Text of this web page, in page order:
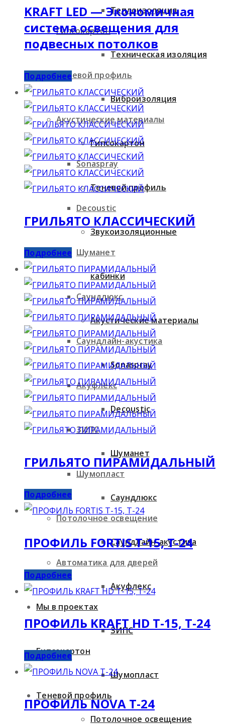
Гипсокартон
Теневой профиль
Акустические материалы
Sonaspray
Decoustic
Шуманет
Саундлюкс
Саундлайн-акустика
Акуфлекс
ЗИПС
Шумопласт
Потолочное освещение
Автоматика для дверей
Мы в проектах
Гипсокартон
Теневой профиль
Теплоизоляция
Техническая изоляция
Виброизоляция
Гипсокартон
Теневой профиль
Звукоизоляционные
кабинки
Акустические материалы
Sonaspray
Decoustic
Шуманет
Саундлюкс
Саундлайн-акустика
Акуфлекс
ЗИПС
Шумопласт
Потолочное освещение
KRAFT LED — Экономичная
система освещения для
подвесных потолков
Подробнее
ГРИЛЬЯТО КЛАССИЧЕСКИЙ
Подробнее
ГРИЛЬЯТО ПИРАМИДАЛЬНЫЙ
Подробнее
ПРОФИЛЬ FORTIS T-15, T-24
Подробнее
ПРОФИЛЬ KRAFT HD T-15, T-24
Подробнее
ПРОФИЛЬ NOVA T-24